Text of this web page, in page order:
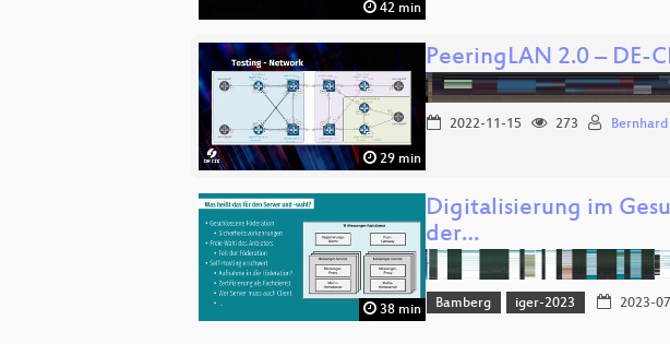
42 min
29 min
PeeringLAN 2.0 – DE-
2022-11-15 273
38 min
Digitalisierung im
der…
Bamberg iger-2023 2023-